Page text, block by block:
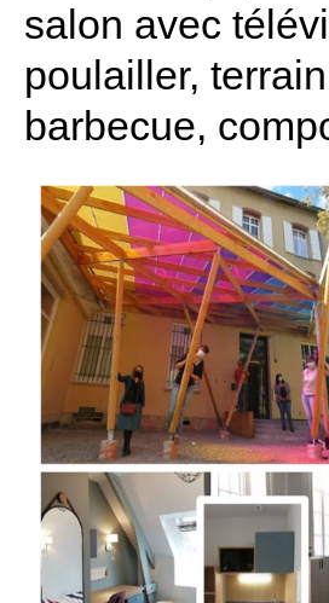
salon avec
poulailler,
barbecue,